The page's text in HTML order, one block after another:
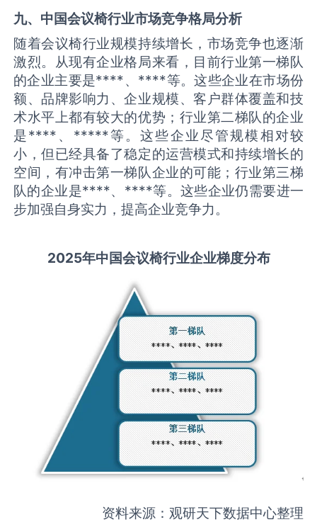
九、中国会议椅行业市场竞争格局分析
随着会议椅行业规模持续增长，市场竞争也逐渐
激烈。从现有企业格局来看，目前行业第一梯队
的企业主要是****、****等。这些企业在市场份
额、品牌影响力、企业规模、客户群体覆盖和技
术水平上都有较大的优势；行业第二梯队的企业
是****、*****等。这些企业尽管规模相对较
小，但已经具备了稳定的运营模式和持续增长的
空间，有冲击第一梯队企业的可能；行业第三梯
队的企业是****、****等。这些企业仍需要进一
步加强自身实力，提高企业竞争力。
2025年中国会议椅行业企业梯度分布
资料来源：观研天下数据中心整理